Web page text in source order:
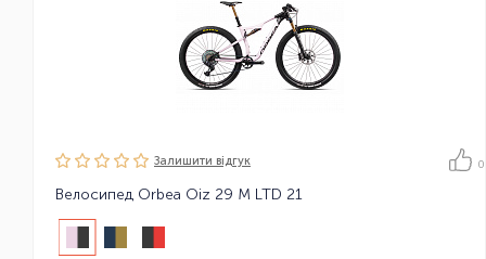
Залишити вiдгук 0
Велосипед Orbea Oiz 29 M LTD 21